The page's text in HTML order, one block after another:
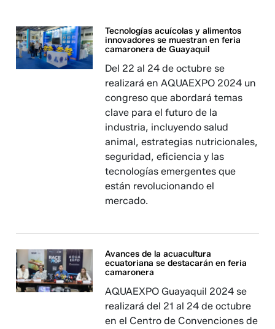
Tecnologías acuícolas y alimentos
innovadores se muestran en feria
camaronera de Guayaquil
Del 22 al 24 de octubre se
realizará en AQUAEXPO 2024 un
congreso que abordará temas
clave para el futuro de la
industria, incluyendo salud
animal, estrategias nutricionales,
seguridad, eficiencia y las
tecnologías emergentes que
están revolucionando el
mercado.
Avances de la acuacultura
ecuatoriana se destacarán en feria
camaronera
AQUAEXPO Guayaquil 2024 se
realizará del 21 al 24 de octubre
en el Centro de Convenciones de